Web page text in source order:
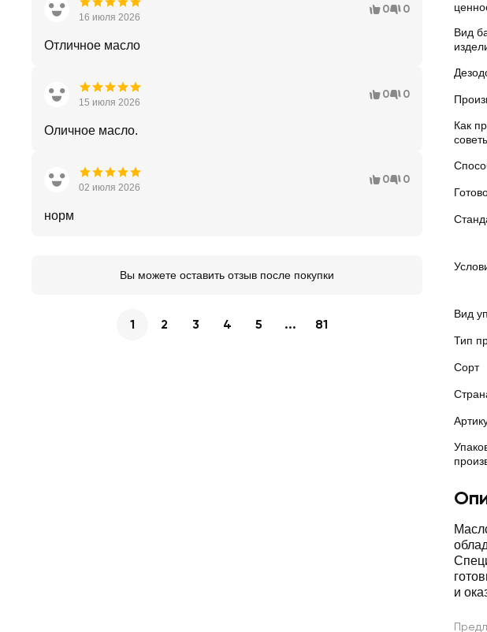
Вид
Как
Вид
Тип
Сорт
и
16 июля 2026
0 0
Отличное масло
15 июля 2026
0 0
Оличное масло.
02 июля 2026
0 0
норм
Вы можете оставить отзыв после покупки
1 2 3 4 5 ... 81